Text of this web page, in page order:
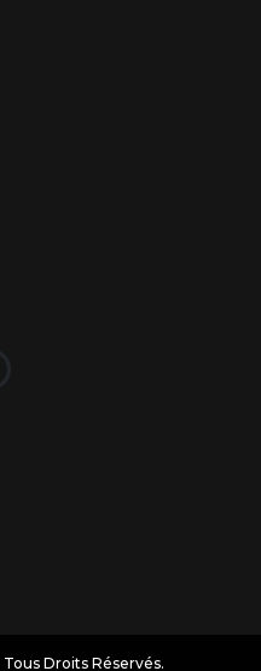
Droits Réservés.